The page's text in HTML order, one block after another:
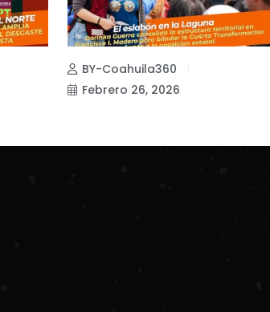
BY-Coahuila360
Febrero 26, 2026